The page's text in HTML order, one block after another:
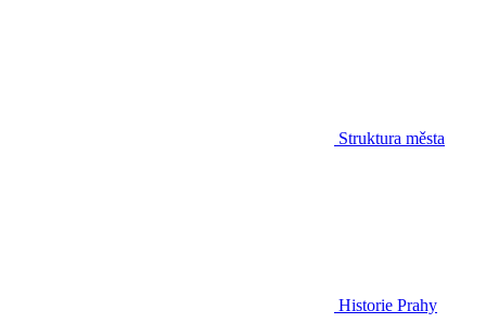
Struktura města
Historie Prahy